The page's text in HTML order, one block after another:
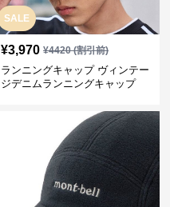
SALE
¥3,970 ¥4420(割引前)
ランニングキャップ ヴィンテー
ジデニムランニングキャップ